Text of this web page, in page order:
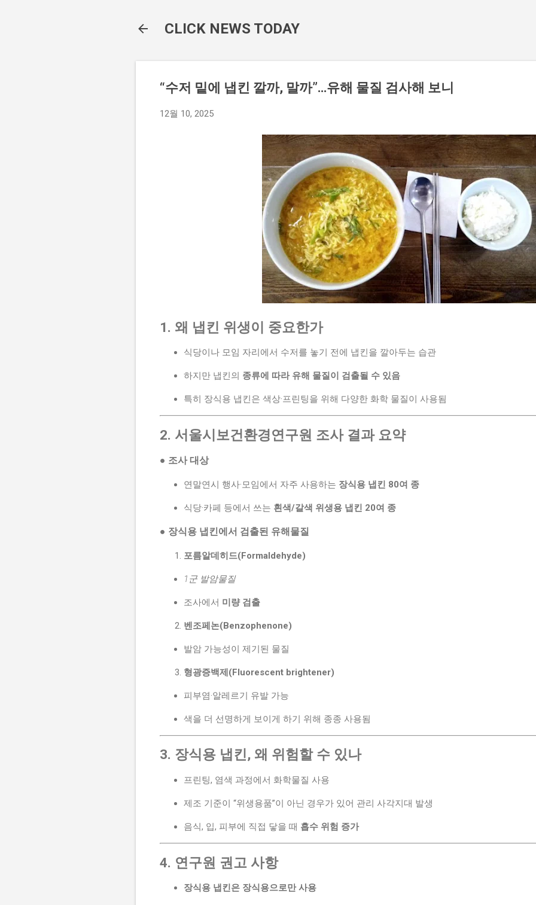
CLICK NEWS TODAY
“수저 밑에 냅킨 깔까, 말까”…유해 물질 검사해 보니
12월 10, 2025
1. 왜 냅킨 위생이 중요한가
식당이나 모임 자리에서 수저를 놓기 전에 냅킨을 깔아두는 습관
하지만 냅킨의 종류에 따라 유해 물질이 검출될 수 있음
특히 장식용 냅킨은 색상·프린팅을 위해 다양한 화학 물질이 사용됨
2. 서울시보건환경연구원 조사 결과 요약
● 조사 대상
연말연시 행사·모임에서 자주 사용하는 장식용 냅킨 80여 종
식당·카페 등에서 쓰는 흰색/갈색 위생용 냅킨 20여 종
● 장식용 냅킨에서 검출된 유해물질
포름알데히드(Formaldehyde)
1군 발암물질
조사에서 미량 검출
벤조페논(Benzophenone)
발암 가능성이 제기된 물질
형광증백제(Fluorescent brightener)
피부염·알레르기 유발 가능
색을 더 선명하게 보이게 하기 위해 종종 사용됨
3. 장식용 냅킨, 왜 위험할 수 있나
프린팅, 염색 과정에서 화학물질 사용
제조 기준이 “위생용품”이 아닌 경우가 있어 관리 사각지대 발생
음식, 입, 피부에 직접 닿을 때 흡수 위험 증가
4. 연구원 권고 사항
장식용 냅킨은 장식용으로만 사용